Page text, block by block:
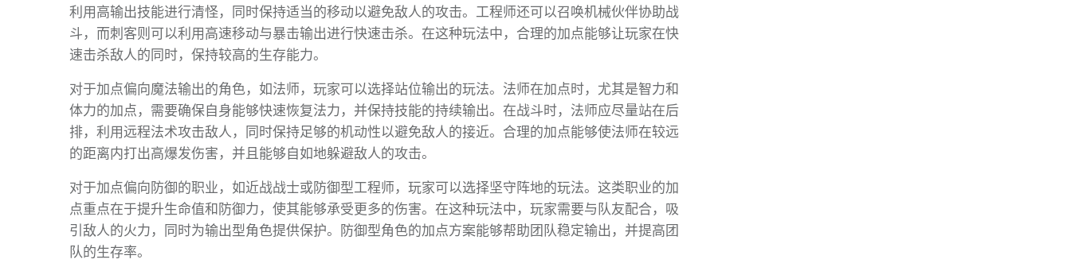
利用高输出技能进行清怪，同时保持适当的移动以避免敌人的攻击。工程师还可以召唤机械伙伴协助战
斗，而刺客则可以利用高速移动与暴击输出进行快速击杀。在这种玩法中，合理的加点能够让玩家在快
速击杀敌人的同时，保持较高的生存能力。
对于加点偏向魔法输出的角色，如法师，玩家可以选择站位输出的玩法。法师在加点时，尤其是智力和
体力的加点，需要确保自身能够快速恢复法力，并保持技能的持续输出。在战斗时，法师应尽量站在后
排，利用远程法术攻击敌人，同时保持足够的机动性以避免敌人的接近。合理的加点能够使法师在较远
的距离内打出高爆发伤害，并且能够自如地躲避敌人的攻击。
对于加点偏向防御的职业，如近战战士或防御型工程师，玩家可以选择坚守阵地的玩法。这类职业的加
点重点在于提升生命值和防御力，使其能够承受更多的伤害。在这种玩法中，玩家需要与队友配合，吸
引敌人的火力，同时为输出型角色提供保护。防御型角色的加点方案能够帮助团队稳定输出，并提高团
队的生存率。